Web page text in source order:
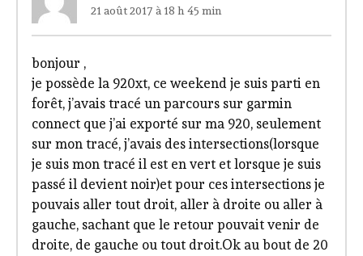
21 août 2017 à 18 h 45 min
bonjour ,
je possède la 920xt, ce weekend je suis parti en
forêt, j’avais tracé un parcours sur garmin
connect que j’ai exporté sur ma 920, seulement
sur mon tracé, j’avais des intersections(lorsque
je suis mon tracé il est en vert et lorsque je suis
passé il devient noir)et pour ces intersections je
pouvais aller tout droit, aller à droite ou aller à
gauche, sachant que le retour pouvait venir de
droite, de gauche ou tout droit.Ok au bout de 20